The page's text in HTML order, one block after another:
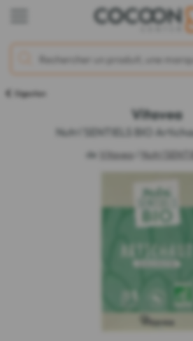
Digestion
Vitavea
Nutri'SENTIELS BIO
de Vitavea